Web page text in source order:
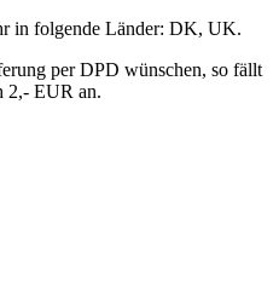
in folgende Länder: DK, UK.
per DPD wünschen, so fällt
2,- EUR an.